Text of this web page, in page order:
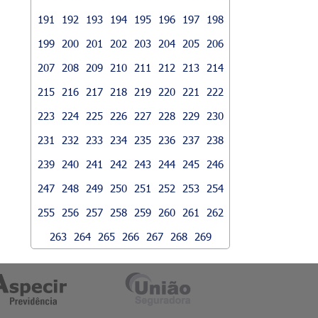
191
192 193 194 195 196 197
198
199
200 201 202 203 204 205
206
207
208 209 210 211 212 213
214
215
216 217 218 219 220 221
222
223
224 225 226 227 228 229
230
231
232 233 234 235 236 237
238
239
240 241 242 243 244 245
246
247
248 249 250 251 252 253
254
255
256 257 258 259 260 261
262
263
264 265 266 267 268 269